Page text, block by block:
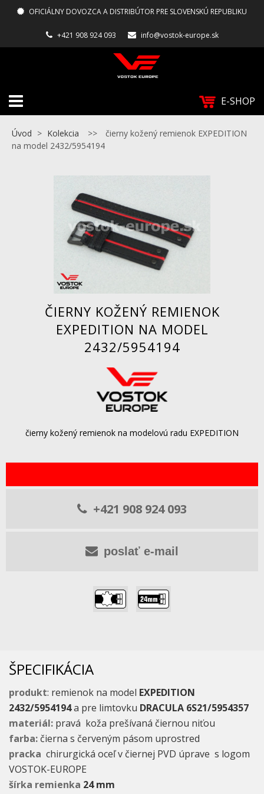
OFICIÁLNY DOVOZCA A DISTRIBÚTOR PRE SLOVENSKÚ REPUBLIKU
+421 908 924 093 info@vostok-europe.sk
E-SHOP
Úvod > Kolekcia >>
čierny kožený remienok EXPEDITION
na model 2432/5954194
ČIERNY KOŽENÝ REMIENOK
EXPEDITION NA MODEL
2432/5954194
čierny kožený remienok na modelovú radu EXPEDITION
+421 908 924 093
poslať e-mail
ŠPECIFIKÁCIA
produkt: remienok na model EXPEDITION
2432/5954194a pre limtovku DRACULA 6S21/5954357
materiál: pravá koža prešívaná čiernou niťou
farba: čierna s červeným pásom uprostred
pracka chirurgická oceľ v čiernej PVD úprave s logom
VOSTOK-EUROPE
šírka remienka 24 mm